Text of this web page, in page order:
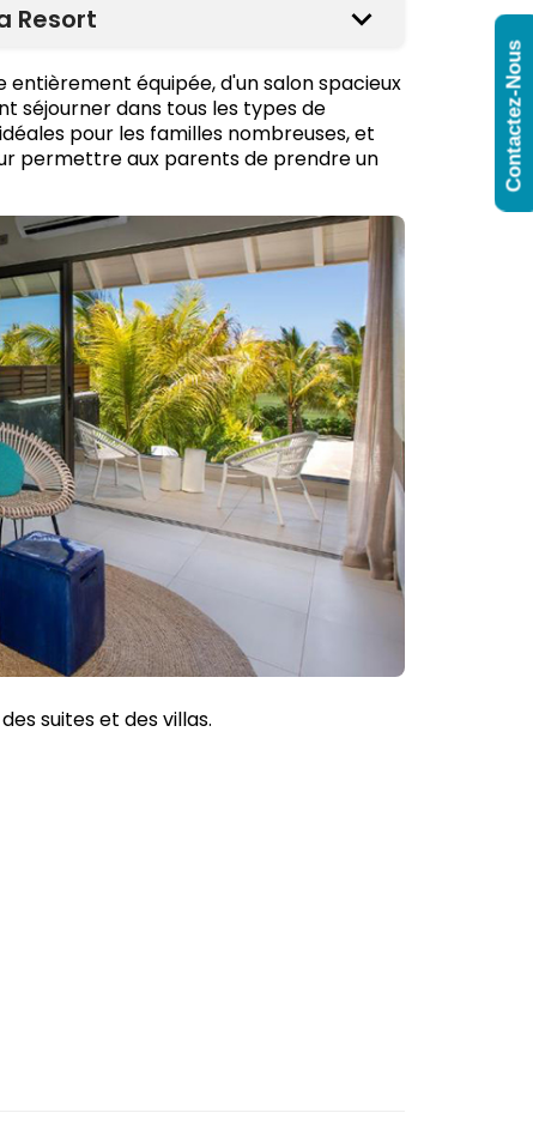
Resort
entièrement équipée, d'un salon spacieux
séjourner dans tous les types de
pour les familles nombreuses, et
permettre aux parents de prendre un
suites et des villas.
Contactez-Nous